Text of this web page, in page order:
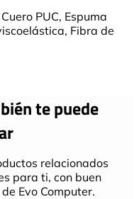
PUC, Espuma
Fibra de
te puede
relacionados
para ti, con buen
Evo Computer.